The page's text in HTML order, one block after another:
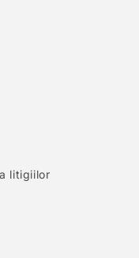
litigiilor